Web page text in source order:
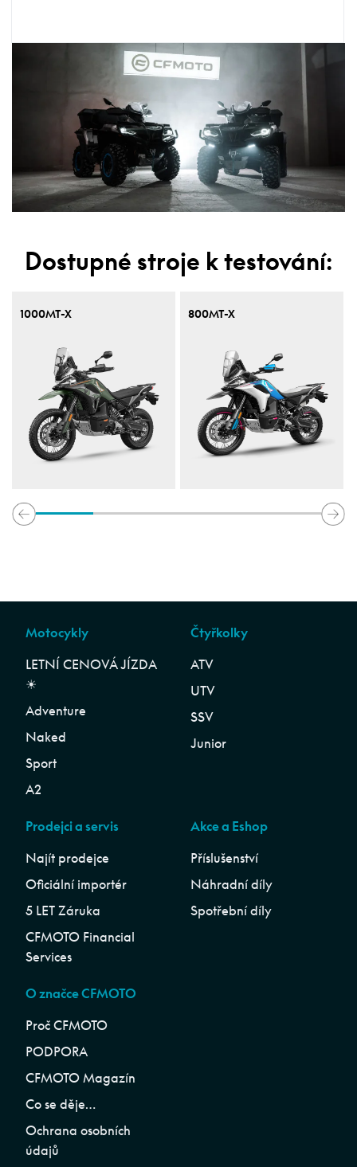
Dostupné stroje k testování:
1000MT-X 800MT-X
Motocykly
LETNÍ CENOVÁ JÍZDA
☀︎
Adventure
Naked
Sport
A2
Čtyřkolky
ATV
UTV
SSV
Junior
Prodejci a servis
Najít prodejce
Oficiální importér
5 LET Záruka
CFMOTO Financial
Services
Akce a Eshop
Příslušenství
Náhradní díly
Spotřební díly
O značce CFMOTO
Proč CFMOTO
PODPORA
CFMOTO Magazín
Co se děje…
Ochrana osobních
údajů